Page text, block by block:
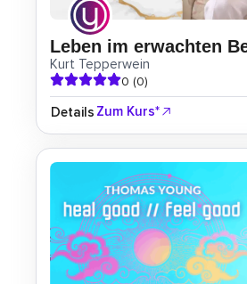
Leben im erwachten
Kurt Tepperwein
0 (0)
Details Zum Kurs*